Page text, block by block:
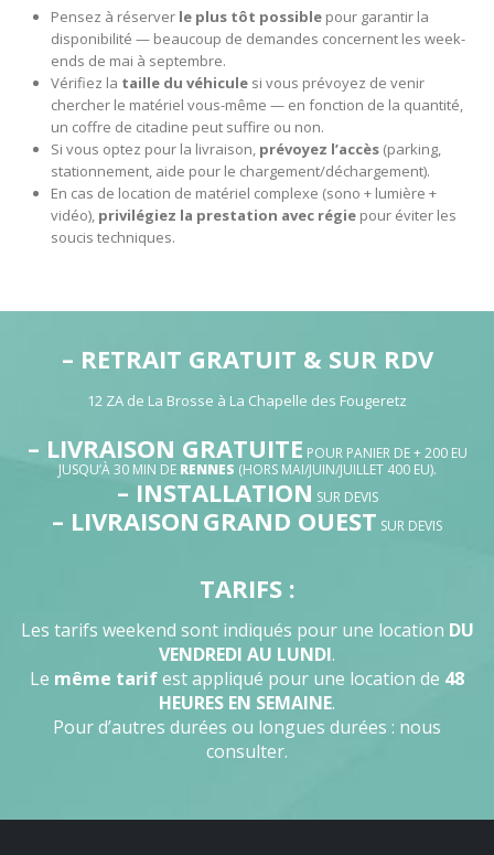
Pensez à réserver le plus tôt possible pour garantir la
disponibilité — beaucoup de demandes concernent les week-
ends de mai à septembre.
Vérifiez la taille du véhicule si vous prévoyez de venir
chercher le matériel vous-même — en fonction de la quantité,
un coffre de citadine peut suffire ou non.
Si vous optez pour la livraison, prévoyez l’accès (parking,
stationnement, aide pour le chargement/déchargement).
En cas de location de matériel complexe (sono + lumière +
vidéo), privilégiez la prestation avec régie pour éviter les
soucis techniques.
– RETRAIT GRATUIT & SUR RDV
12 ZA de La Brosse à La Chapelle des Fougeretz
– LIVRAISON GRATUITE POUR PANIER DE + 200 EU
JUSQU’À 30 MIN DE RENNES (HORS MAI/JUIN/JUILLET 400 EU).
– INSTALLATION SUR DEVIS
– LIVRAISON GRAND OUEST SUR DEVIS
TARIFS :
Les tarifs weekend sont indiqués pour une location DU
VENDREDI AU LUNDI.
Le même tarifest appliqué pour une location de 48
HEURES EN SEMAINE.
Pour d’autres durées ou longues durées : nous
consulter.